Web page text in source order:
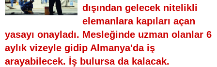
dışından gelecek nitelikli
elemanlara kapıları açan
yasayı onayladı. Mesleğinde uzman olanlar 6
aylık vizeyle gidip Almanya'da iş
arayabilecek. İş bulursa da kalacak.